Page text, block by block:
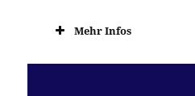
Mehr Infos